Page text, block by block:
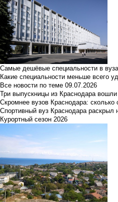
Самые дешёвые специальности в
Какие специальности меньше всего
Все новости по теме 09.07.2026
Три выпускницы из Краснодара
Скромнее вузов Краснодара: сколько
Спортивный вуз Краснодара раскрыл
Курортный сезон 2026